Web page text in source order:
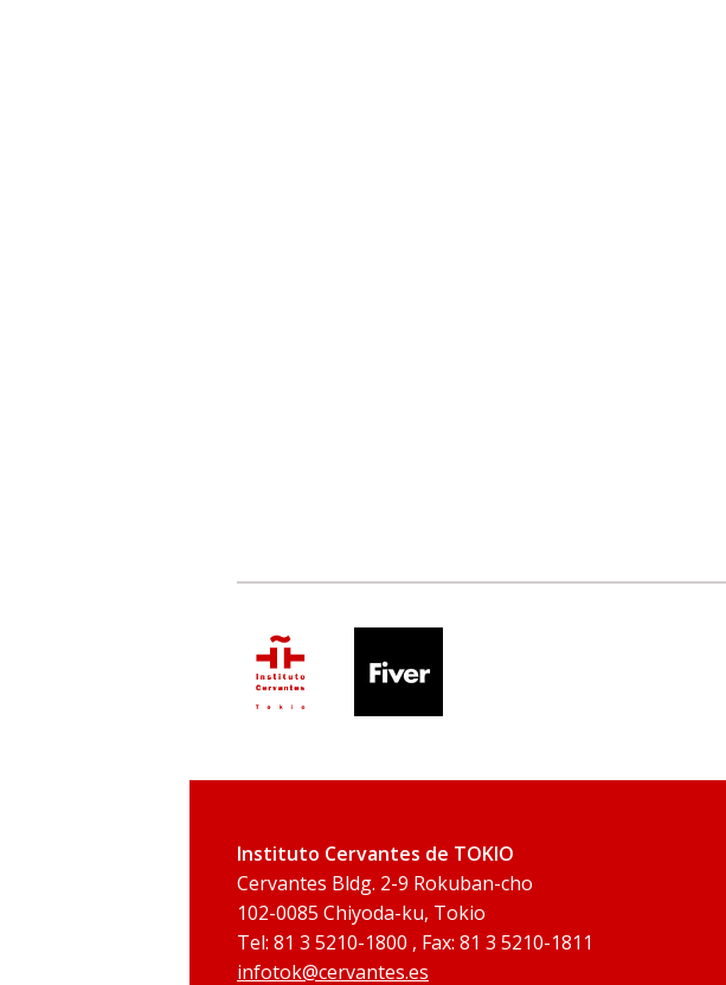
Instituto Cervantes de TOKIO
Cervantes Bldg. 2-9 Rokuban-cho
102-0085 Chiyoda-ku, Tokio
Tel: 81 3 5210-1800 , Fax: 81 3 5210-1811
infotok@cervantes.es